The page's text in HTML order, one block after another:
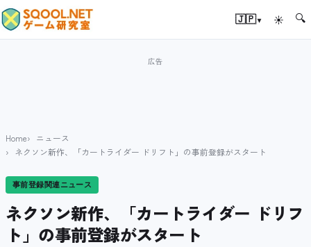
🇯🇵▾ ☀ 🔍
Home
ニュース
ネクソン新作、「カートライダー ドリフト」の事前登録がスタート
事前登録関連ニュース
ネクソン新作、「カートライダー ドリフ
ト」の事前登録がスタート